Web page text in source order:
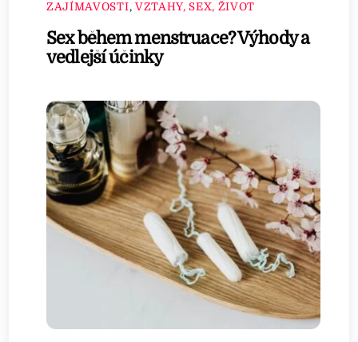
ZAJÍMAVOSTI, VZTAHY, SEX, ŽIVOT
Sex během menstruace? Výhody a
vedlejší účinky